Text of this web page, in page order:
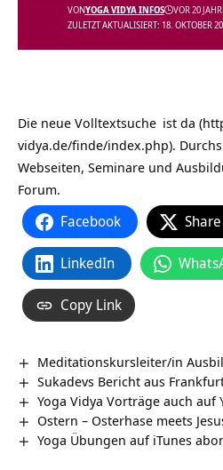
ZULETZT AKTUALISIERT: 18. OKTOBER
VONYOGA VIDYA INFOS VOR 20
Die neue Volltextsuche ist da
vidya.de/finde/index.php).
Webseiten, Seminare und
Forum.
Facebook
LinkedIn
Copy Link
Meditationskursleiter/in
Sukadevs Bericht aus
Yoga Vidya Vorträge auch auf
Ostern – Osterhase meets
Yoga Übungen auf iTunes